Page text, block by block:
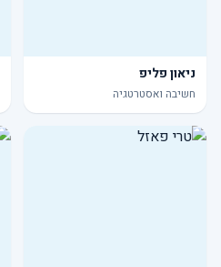
ניאון פליפ
חשיבה ואסטרטגיה